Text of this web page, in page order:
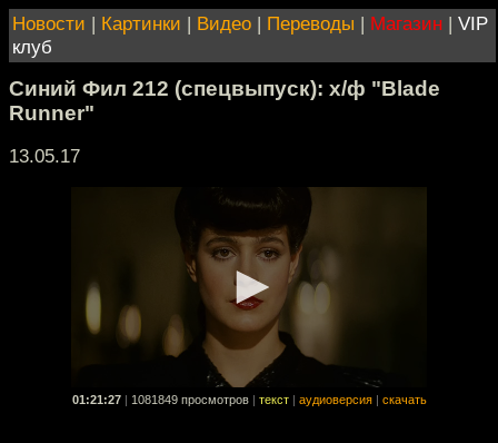
Новости | Картинки | Видео | Переводы | Магазин | VIP
клуб
Синий Фил 212 (спецвыпуск): х/ф "Blade
Runner"
13.05.17
01:21:27 1081849 просмотров текст аудиоверсия скачать